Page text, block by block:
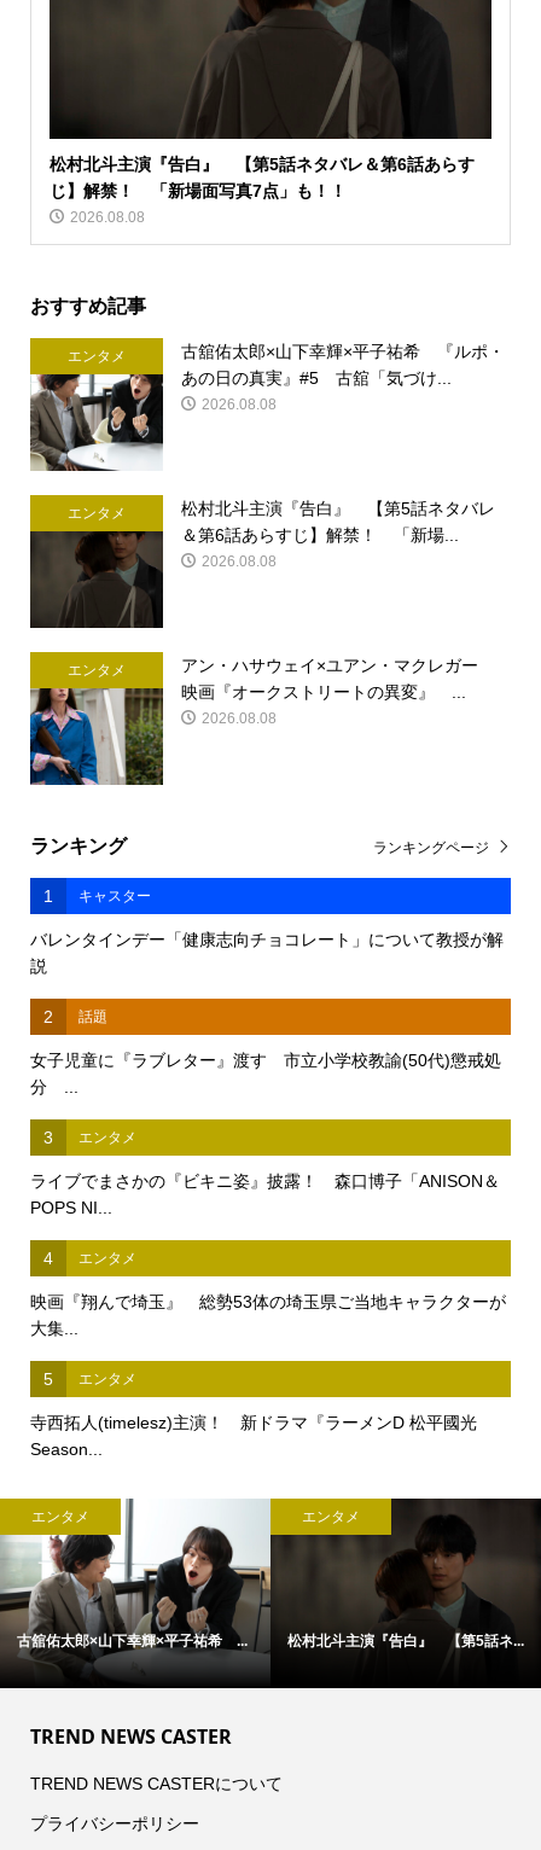
松村北斗主演『告白』 【第5話ネタバレ＆第6話あらす
じ】解禁！ 「新場面写真7点」も！！
2026.08.08
おすすめ記事
エンタメ
古舘佑太郎×山下幸輝×平子祐希 『ルポ・
あの日の真実』#5 古舘「気づけ...
2026.08.08
エンタメ
松村北斗主演『告白』 【第5話ネタバレ
＆第6話あらすじ】解禁！ 「新場...
2026.08.08
エンタメ
アン・ハサウェイ×ユアン・マクレガー
映画『オークストリートの異変』 ...
2026.08.08
ランキング
1 キャスター
バレンタインデー「健康志向チョコレート」について教授が解
説
2 話題
女子児童に『ラブレター』渡す 市立小学校教諭(50代)懲戒処
分 ...
3 エンタメ
ライブでまさかの『ビキニ姿』披露！ 森口博子「ANISON＆
POPS NI...
4 エンタメ
映画『翔んで埼玉』 総勢53体の埼玉県ご当地キャラクターが
大集...
5 エンタメ
寺西拓人(timelesz)主演！ 新ドラマ『ラーメンD 松平國光
Season...
ランキングページ
エンタメ
古舘佑太郎×山下幸輝×平子祐希 ...
エンタメ
松村北斗主演『告白』 【第5話ネ...
TREND NEWS CASTER
TREND NEWS CASTERについて
プライバシーポリシー